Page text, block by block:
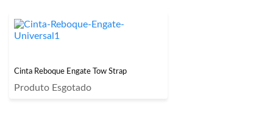
Cinta Reboque Engate Tow Strap
Produto Esgotado